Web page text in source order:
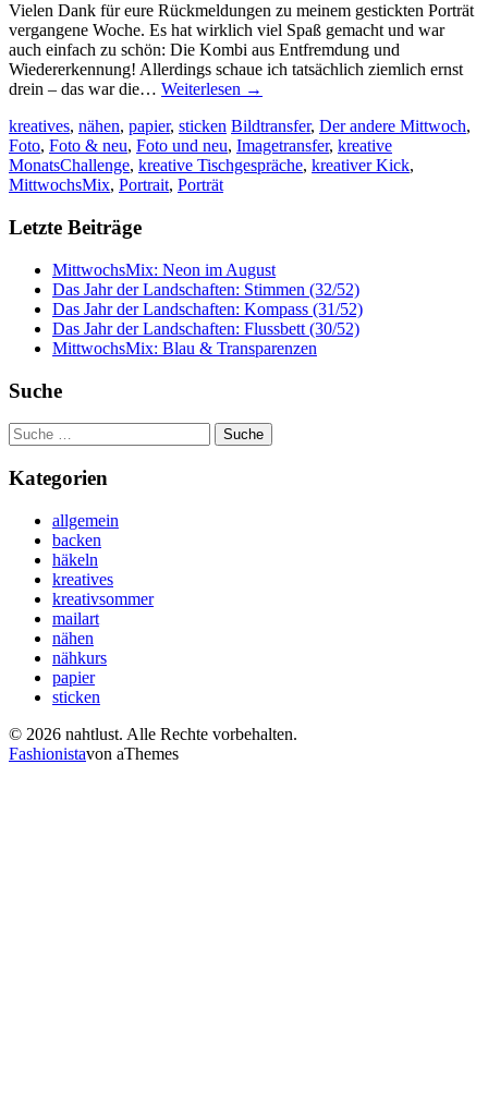
Vielen Dank für eure Rückmeldungen zu meinem gestickten Porträt
vergangene Woche. Es hat wirklich viel Spaß gemacht und war
auch einfach zu schön: Die Kombi aus Entfremdung und
Wiedererkennung! Allerdings schaue ich tatsächlich ziemlich ernst
drein – das war die… Weiterlesen →
kreatives, nähen, papier, sticken Bildtransfer, Der andere Mittwoch,
Foto, Foto & neu, Foto und neu, Imagetransfer, kreative
MonatsChallenge, kreative Tischgespräche, kreativer Kick,
MittwochsMix, Portrait, Porträt
Letzte Beiträge
MittwochsMix: Neon im August
Das Jahr der Landschaften: Stimmen (32/52)
Das Jahr der Landschaften: Kompass (31/52)
Das Jahr der Landschaften: Flussbett (30/52)
MittwochsMix: Blau & Transparenzen
Suche
Suche
nach:
Kategorien
allgemein
backen
häkeln
kreatives
kreativsommer
mailart
nähen
nähkurs
papier
sticken
© 2026 nahtlust. Alle Rechte vorbehalten.
Fashionistavon aThemes